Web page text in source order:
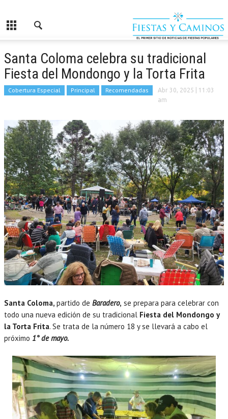
Santa Coloma celebra su tradicional
Fiesta del Mondongo y la Torta Frita
Cobertura Especial Principal Recomendadas Abr 30, 2025 | 11:03
am
Santa Coloma, partido de Baradero, se prepara para celebrar con
todo una nueva edición de su tradicional Fiesta del Mondongo y
la Torta Frita. Se trata de la número 18 y se llevará a cabo el
próximo 1° de mayo.